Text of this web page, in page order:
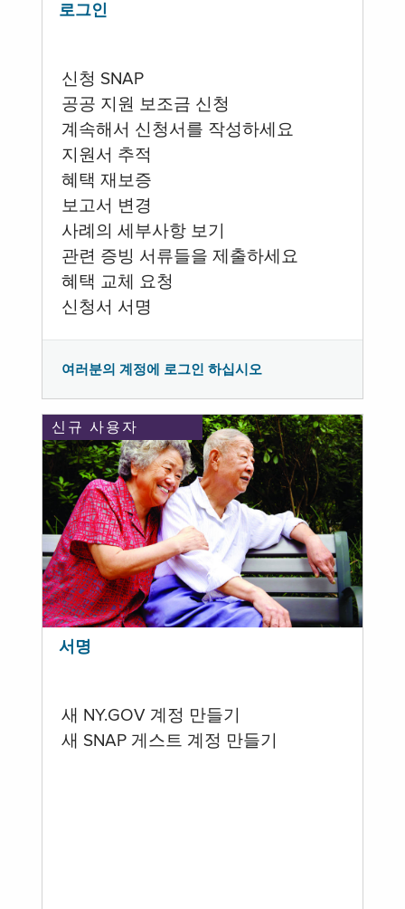
로그인
신청 SNAP
공공 지원 보조금 신청
계속해서 신청서를 작성하세요
지원서 추적
혜택 재보증
보고서 변경
사례의 세부사항 보기
관련 증빙 서류들을 제출하세요
혜택 교체 요청
신청서 서명
여러분의 계정에 로그인 하십시오
신규 사용자
서명
새 NY.GOV 계정 만들기
새 SNAP 게스트 계정 만들기